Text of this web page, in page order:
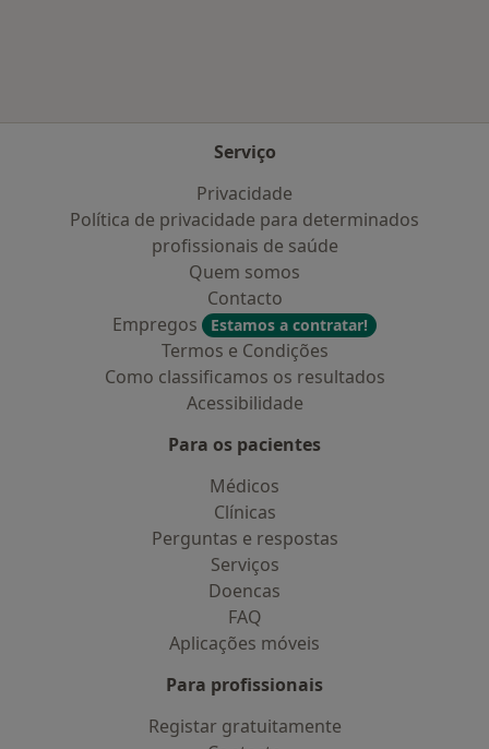
Serviço
Privacidade
Política de privacidade para determinados
profissionais de saúde
Quem somos
Contacto
Empregos
Estamos a contratar!
Termos e Condições
Como classificamos os resultados
Acessibilidade
Para os pacientes
Médicos
Clínicas
Perguntas e respostas
Serviços
Doencas
FAQ
Aplicações móveis
Para profissionais
Registar gratuitamente